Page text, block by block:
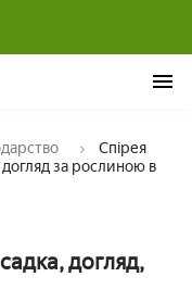
Спірея
за рослиною в
догляд,